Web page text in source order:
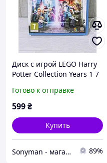
Диск с игрой LEGO Harry
Potter Collection Years 1 7
(PS4)
Готово к отправке
599₴
Купить
Sonyman - магазин игровой техники и аксессуаров для своих! 89%